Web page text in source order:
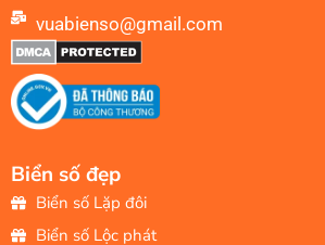
vuabienso@gmail.com
Biển số đẹp
Biển số Lặp đôi
Biển số Lộc phát